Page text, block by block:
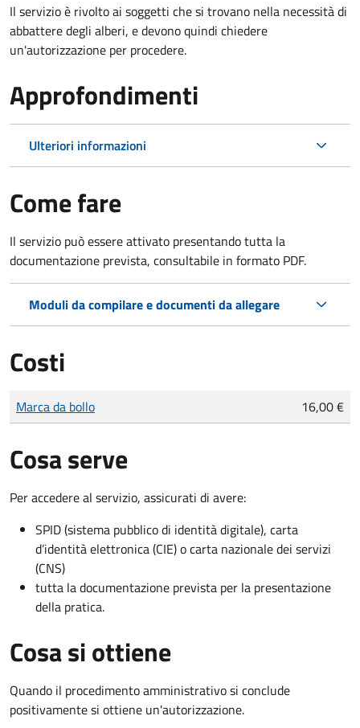
Il servizio è rivolto ai soggetti che si trovano nella necessità di
abbattere degli alberi, e devono quindi chiedere
un'autorizzazione per procedere.
Approfondimenti
Ulteriori informazioni
Come fare
Il servizio può essere attivato presentando tutta la
documentazione prevista, consultabile in formato PDF.
Moduli da compilare e documenti da allegare
Costi
Tipo di pagamento
Importo
Marca da bollo 16,00 €
Cosa serve
Per accedere al servizio, assicurati di avere:
SPID (sistema pubblico di identità digitale), carta
d’identità elettronica (CIE) o carta nazionale dei servizi
(CNS)
tutta la documentazione prevista per la presentazione
della pratica.
Cosa si ottiene
Quando il procedimento amministrativo si conclude
positivamente si ottiene un'autorizzazione.